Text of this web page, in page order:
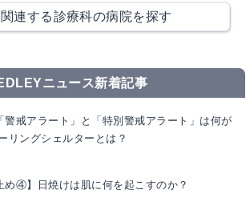
連する診療科の病院を探す
ニュース新着記事
警戒アラート」と「特別警戒アラート」は何が
リングシェルターとは？
め④】日焼けは肌に何を起こすのか？